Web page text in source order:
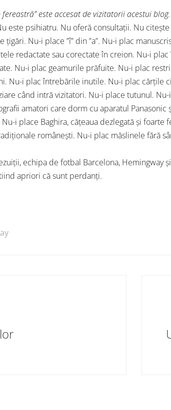
este accesat de vizitatorii acestui
este psihiatru. Nu oferă consultații. Nu
țigări. Nu-i place ”î” din ”a”. Nu-i plac
redactate sau corectate în creion. Nu-i
Nu-i plac geamurile prăfuite. Nu-i plac
Nu-i plac întrebările inutile. Nu-i plac cărțile
când intră vizitatori. Nu-i place tutunul.
amatori care dorm cu aparatul
i place Baghira, cățeaua dezlegată și
românești. Nu-i plac măslinele fără
echipa de fotbal Barcelona, Hemingway
apriori că sunt perdanți.